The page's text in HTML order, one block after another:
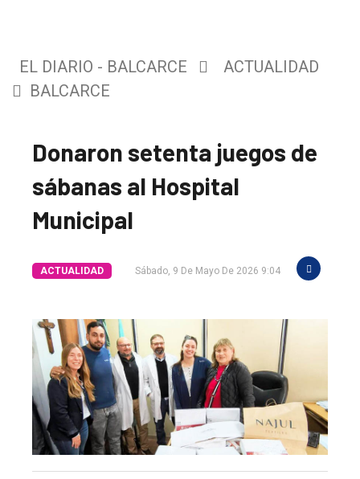
El
único
DIARIO
EL DIARIO - BALCARCE
ACTUALIDAD
BALCARCE
Donaron setenta juegos de
sábanas al Hospital
Municipal
ACTUALIDAD Sábado, 9 De Mayo De 2026 9:04